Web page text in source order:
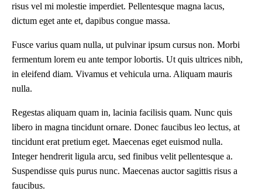
risus vel mi molestie imperdiet. Pellentesque magna lacus,
dictum eget ante et, dapibus congue massa.
Fusce varius quam nulla, ut pulvinar ipsum cursus non. Morbi
fermentum lorem eu ante tempor lobortis. Ut quis ultrices nibh,
in eleifend diam. Vivamus et vehicula urna. Aliquam mauris
nulla.
Regestas aliquam quam in, lacinia facilisis quam. Nunc quis
libero in magna tincidunt ornare. Donec faucibus leo lectus, at
tincidunt erat pretium eget. Maecenas eget euismod nulla.
Integer hendrerit ligula arcu, sed finibus velit pellentesque a.
Suspendisse quis purus nunc. Maecenas auctor sagittis risus a
faucibus.